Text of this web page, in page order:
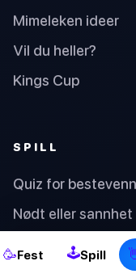
2
🥳Fest 🕹Spill
Mimeleken ideer
Vil du heller?
Kings Cup
SPILL
Quiz for
Nødt eller sannhet